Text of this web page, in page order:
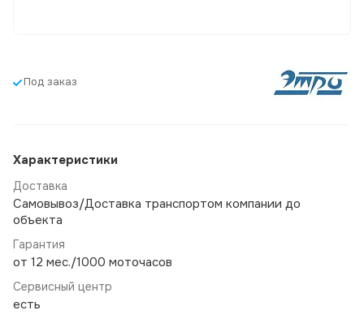
Под заказ
Характеристики
Доставка
Самовывоз/Доставка транспортом компании до
объекта
Гарантия
от 12 мес./1000 моточасов
Сервисный центр
есть